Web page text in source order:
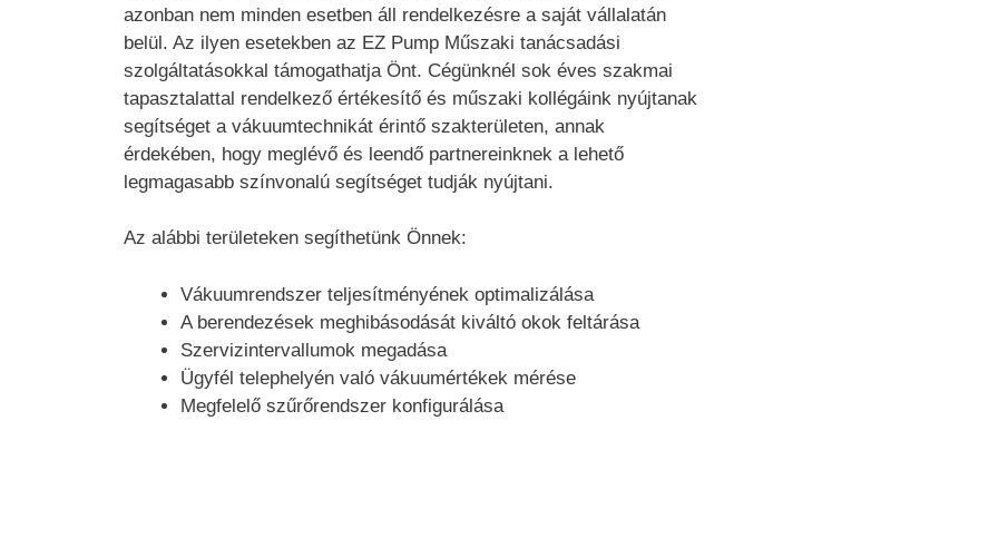
azonban nem minden esetben áll rendelkezésre a saját vállalatán
belül. Az ilyen esetekben az EZ Pump Műszaki tanácsadási
szolgáltatásokkal támogathatja Önt. Cégünknél sok éves szakmai
tapasztalattal rendelkező értékesítő és műszaki kollégáink nyújtanak
segítséget a vákuumtechnikát érintő szakterületen, annak
érdekében, hogy meglévő és leendő partnereinknek a lehető
legmagasabb színvonalú segítséget tudják nyújtani.
Az alábbi területeken segíthetünk Önnek:
Vákuumrendszer teljesítményének optimalizálása
A berendezések meghibásodását kiváltó okok feltárása
Szervizintervallumok megadása
Ügyfél telephelyén való vákuumértékek mérése
Megfelelő szűrőrendszer konfigurálása